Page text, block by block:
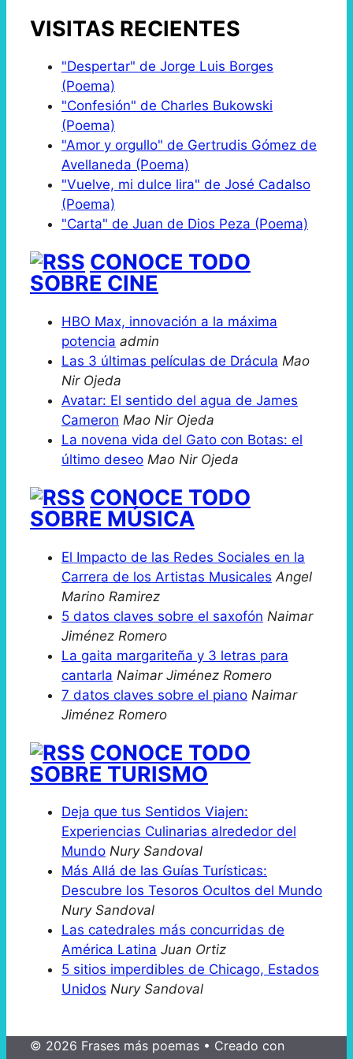
VISITAS RECIENTES
"Despertar" de Jorge Luis Borges
(Poema)
"Confesión" de Charles Bukowski
(Poema)
"Amor y orgullo" de Gertrudis Gómez de
Avellaneda (Poema)
"Vuelve, mi dulce lira" de José Cadalso
(Poema)
"Carta" de Juan de Dios Peza (Poema)
CONOCE TODO
SOBRE CINE
HBO Max, innovación a la máxima
potencia admin
Las 3 últimas películas de Drácula Mao
Nir Ojeda
Avatar: El sentido del agua de James
Cameron Mao Nir Ojeda
La novena vida del Gato con Botas: el
último deseo Mao Nir Ojeda
CONOCE TODO
SOBRE MÚSICA
El Impacto de las Redes Sociales en la
Carrera de los Artistas Musicales Angel
Marino Ramirez
5 datos claves sobre el saxofón Naimar
Jiménez Romero
La gaita margariteña y 3 letras para
cantarla Naimar Jiménez Romero
7 datos claves sobre el piano Naimar
Jiménez Romero
CONOCE TODO
SOBRE TURISMO
Deja que tus Sentidos Viajen:
Experiencias Culinarias alrededor del
Mundo Nury Sandoval
Más Allá de las Guías Turísticas:
Descubre los Tesoros Ocultos del Mundo
Nury Sandoval
Las catedrales más concurridas de
América Latina Juan Ortiz
5 sitios imperdibles de Chicago, Estados
Unidos Nury Sandoval
© 2026 Frases más poemas • Creado con